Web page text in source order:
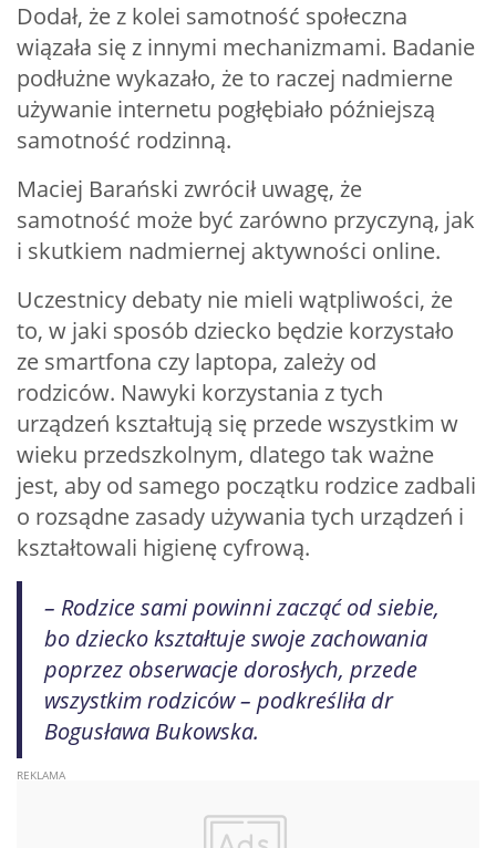
Dodał, że z kolei samotność społeczna
wiązała się z innymi mechanizmami. Badanie
podłużne wykazało, że to raczej nadmierne
używanie internetu pogłębiało późniejszą
samotność rodzinną.
Maciej Barański zwrócił uwagę, że
samotność może być zarówno przyczyną, jak
i skutkiem nadmiernej aktywności online.
Uczestnicy debaty nie mieli wątpliwości, że
to, w jaki sposób dziecko będzie korzystało
ze smartfona czy laptopa, zależy od
rodziców. Nawyki korzystania z tych
urządzeń kształtują się przede wszystkim w
wieku przedszkolnym, dlatego tak ważne
jest, aby od samego początku rodzice zadbali
o rozsądne zasady używania tych urządzeń i
kształtowali higienę cyfrową.
– Rodzice sami powinni zacząć od siebie,
bo dziecko kształtuje swoje zachowania
poprzez obserwacje dorosłych, przede
wszystkim rodziców – podkreśliła dr
Bogusława Bukowska.